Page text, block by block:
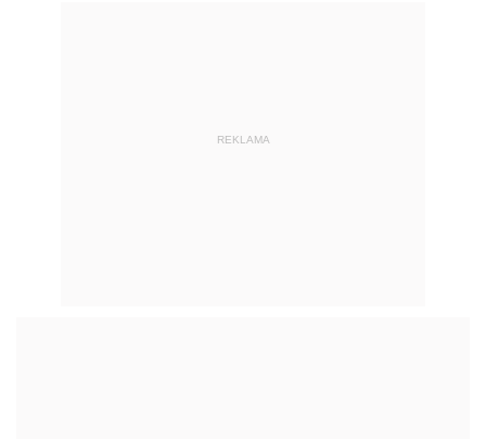
REKLAMA